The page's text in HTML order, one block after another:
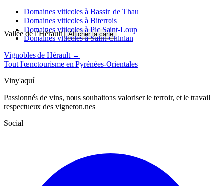
Vallée de l’Hérault Afficher la carte
Domaines viticoles à Bassin de Thau
Domaines viticoles à Biterrois
Domaines viticoles à Pic Saint-Loup
Domaines viticoles à Saint-Chinian
Vignobles de Hérault →
Tout l'œnotourisme en Pyrénées-Orientales
Viny'aquí
Passionnés de vins, nous souhaitons valoriser le terroir, et le travail
respectueux des vigneron.nes
Social